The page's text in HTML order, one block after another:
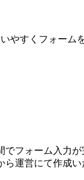
やすくフォーム
フォーム入力
運営にて作成い